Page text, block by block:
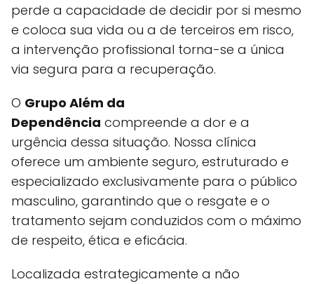
perde a capacidade de decidir por si mesmo
e coloca sua vida ou a de terceiros em risco,
a intervenção profissional torna-se a única
via segura para a recuperação.
O Grupo Além da
Dependência compreende a dor e a
urgência dessa situação. Nossa clínica
oferece um ambiente seguro, estruturado e
especializado exclusivamente para o público
masculino, garantindo que o resgate e o
tratamento sejam conduzidos com o máximo
de respeito, ética e eficácia.
Localizada estrategicamente a não